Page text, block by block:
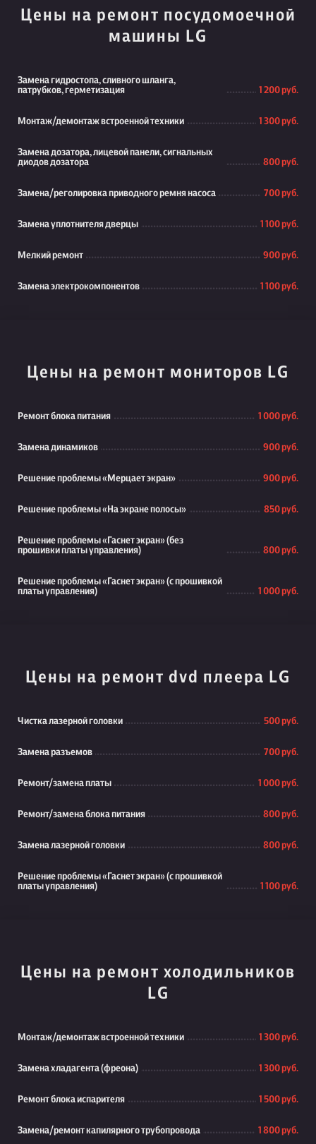
Цены на ремонт посудомоечной
машины LG
Замена гидростопа, сливного шланга,
патрубков, герметизация
1 200 руб.
Монтаж/демонтаж встроенной техники 1 300 руб.
Замена дозатора, лицевой панели, сигнальных
диодов дозатора
800 руб.
Замена/реголировка приводного ремня насоса 700 руб.
Замена уплотнителя дверцы 1 100 руб.
Мелкий ремонт 900 руб.
Замена электрокомпонентов 1 100 руб.
Цены на ремонт мониторов LG
Ремонт блока питания 1 000 руб.
Замена динамиков 900 руб.
Решение проблемы «Мерцает экран» 900 руб.
Решение проблемы «На экране полосы» 850 руб.
Решение проблемы «Гаснет экран» (без
прошивки платы управления)
800 руб.
Решение проблемы «Гаснет экран» (с прошивкой
платы управления)
1 000 руб.
Цены на ремонт dvd плеера LG
Чистка лазерной головки 500 руб.
Замена разъемов 700 руб.
Ремонт/замена платы 1 000 руб.
Ремонт/замена блока питания 800 руб.
Замена лазерной головки 800 руб.
Решение проблемы «Гаснет экран» (с прошивкой
платы управления)
1 100 руб.
Цены на ремонт холодильников
LG
Монтаж/демонтаж встроенной техники 1 300 руб.
Замена хладагента (фреона) 1 300 руб.
Ремонт блока испарителя 1 500 руб.
Замена/ремонт капилярного трубопровода 1 800 руб.